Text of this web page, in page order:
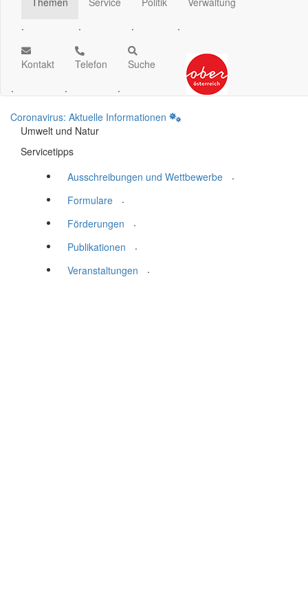
.
.
.
.
Kontakt
.
Telefon
.
Suche
.
Coronavirus: Aktuelle Informationen
Umwelt und Natur
Servicetipps
Ausschreibungen und Wettbewerbe
.
Formulare
.
Förderungen
.
Publikationen
.
Veranstaltungen
.